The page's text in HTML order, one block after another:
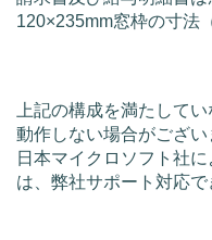
120×235mm窓枠の寸法
上記の構成を満たして
動作しない場合がござい
日本マイクロソフト社
は、弊社サポート対応で